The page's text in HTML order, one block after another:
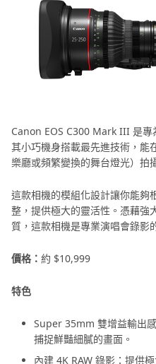
Canon EOS C300 Mark III 是專
其小巧機身搭載最先進技術，能
樂廳或頻繁變換的舞台燈光）拍
這款相機的模組化設計讓你能夠
整，提供極大的靈活性。憑藉強
質，這款相機是專業演唱會錄影
價格： 約 $10,999
特色
Super 35mm 雙增益輸出
捕捉鮮豔細膩的畫面。
內建 4K RAW 錄影：提供